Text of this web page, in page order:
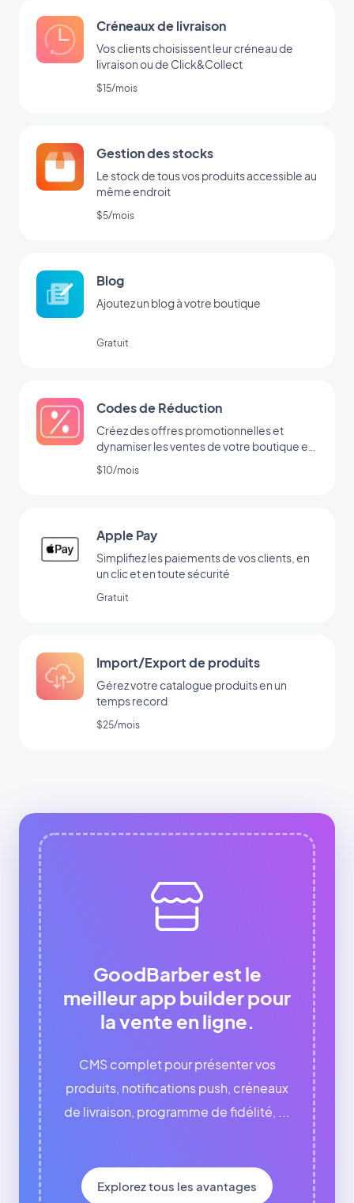
Créneaux de livraison
Vos clients choisissent leur créneau de
livraison ou de Click&Collect
$15/mois
Gestion des stocks
Le stock de tous vos produits accessible au
même endroit
$5/mois
Blog
Ajoutez un blog à votre boutique
Gratuit
Codes de Réduction
Créez des offres promotionnelles et
dynamiser les ventes de votre boutique en
ligne
$10/mois
Apple Pay
Simplifiez les paiements de vos clients, en
un clic et en toute sécurité
Gratuit
Import/Export de produits
Gérez votre catalogue produits en un
temps record
$25/mois
GoodBarber est le
meilleur app builder pour
la vente en ligne.
CMS complet pour présenter vos
produits, notifications push, créneaux
de livraison, programme de fidélité, ...
Explorez tous les avantages